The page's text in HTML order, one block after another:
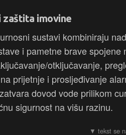
zaštita imovine
sustavi kombiniraju
i pametne brave
otključavanje,
prijetnje i prosljeđivanje
dovod vode prilikom
sigurnost na višu razinu.